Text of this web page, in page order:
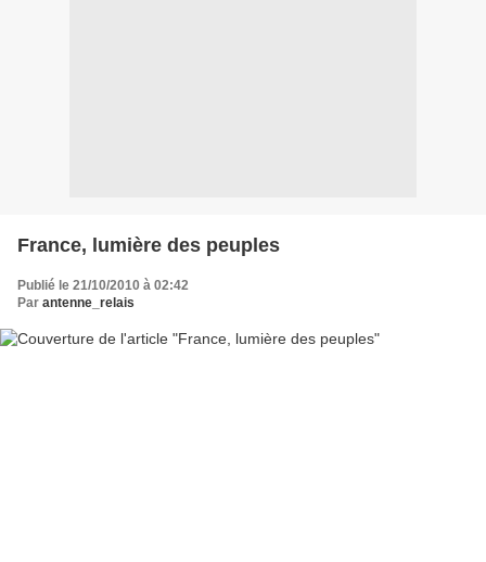
France, lumière des peuples
Publié le 21/10/2010 à 02:42
Par antenne_relais